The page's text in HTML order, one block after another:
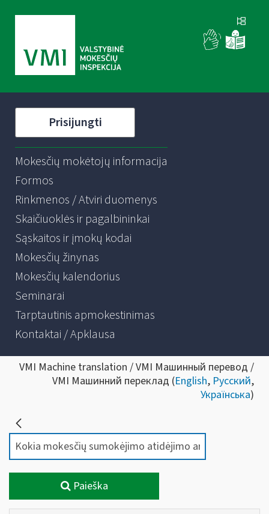
Prisijungti
Mokesčių mokėtojų informacija
Formos
Rinkmenos / Atviri duomenys
Skaičiuoklės ir pagalbininkai
Sąskaitos ir įmokų kodai
Mokesčių žinynas
Mokesčių kalendorius
Seminarai
Tarptautinis apmokestinimas
Kontaktai / Apklausa
VMI Machine translation / VMI Машинный перевод /
VMI Машинний переклад (English, Русский,
Українська)
Paieška